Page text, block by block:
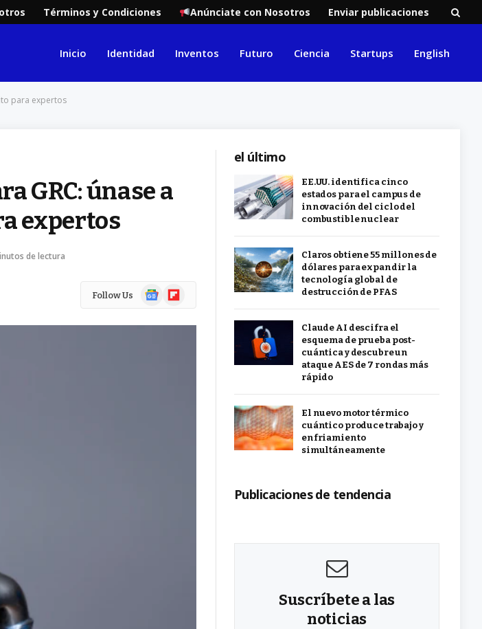
Términos y Condiciones Anúnciate con Nosotros Enviar publicaciones
Inicio Identidad Inventos Futuro Ciencia Startups English
para expertos
GRC: únase a
expertos
de lectura
Follow Us
GoogleFlipboard
el último
EE.UU. identifica cinco
estados para el campus de
innovación del ciclo del
combustible nuclear
Claros obtiene 55 millones de
dólares para expandir la
tecnología global de
destrucción de PFAS
Claude AI descifra el
esquema de prueba post-
cuántica y descubre un
ataque AES de 7 rondas más
rápido
El nuevo motor térmico
cuántico produce trabajo y
enfriamiento
simultáneamente
Publicaciones de tendencia
Suscríbete a las
noticias